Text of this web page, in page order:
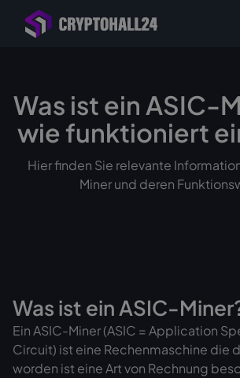
Händler mit Standort
in Deutschland
Ihr Mining-Projekt
Was ist ein ASIC-
wie funktioniert
Hier finden Sie relevante
Miner und deren
Was ist ein ASIC-
Ein ASIC-Miner (ASIC = Application
Circuit) ist eine Rechenmaschine die
worden ist eine Art von Rechnung